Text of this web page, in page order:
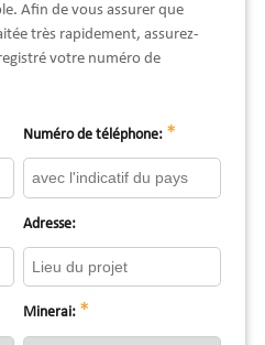
Afin de vous assurer que
très rapidement, assurez-
votre numéro de
Numéro de téléphone: *
Adresse:
Minerai: *